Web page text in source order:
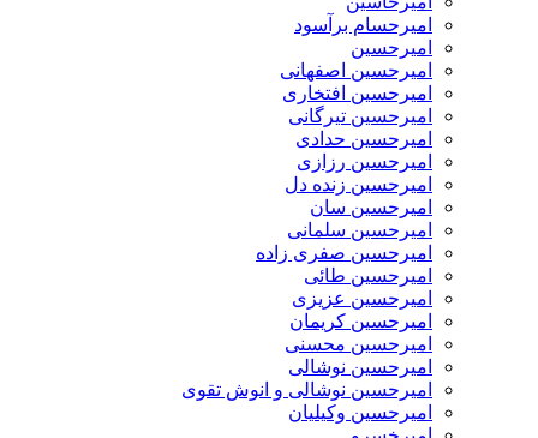
امیرحسام برآسود
امیرحسین
امیرحسین اصفهانی
امیرحسین افتخاری
امیرحسین تیرگانی
امیرحسین حدادی
امیرحسین رزازی
امیرحسین زنده دل
امیرحسین سان
امیرحسین سلمانی
امیرحسین صفری زاده
امیرحسین طائی
امیرحسین عزیزی
امیرحسین کریمان
امیرحسین محسنی
امیرحسین نوشالی
امیرحسین نوشالی و انوش تقوی
امیرحسین وکیلیان